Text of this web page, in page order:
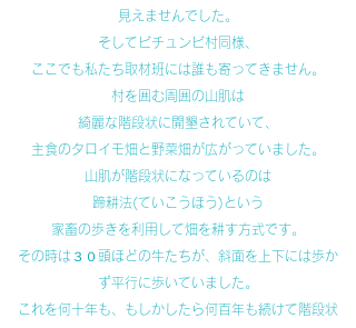
見えませんでした。
そしてビチュンビ村同様、
ここでも私たち取材班には誰も寄ってきません。
村を囲む周囲の山肌は
綺麗な階段状に開墾されていて、
主食のタロイモ畑と野菜畑が広がっていました。
山肌が階段状になっているのは
蹄耕法(ていこうほう)という
家畜の歩きを利用して畑を耕す方式です。
その時は３０頭ほどの牛たちが、斜面を上下には歩か
ず平行に歩いていました。
これを何十年も、もしかしたら何百年も続けて階段状